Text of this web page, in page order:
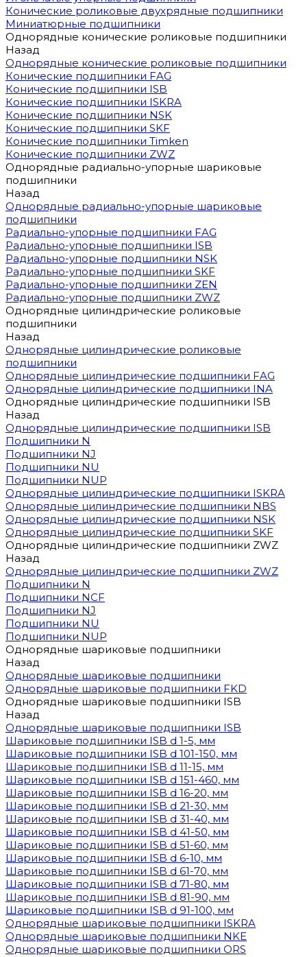
Конические роликовые двухрядные подшипники
Миниатюрные подшипники
Однорядные конические роликовые подшипники
Назад
Однорядные конические роликовые подшипники
Конические подшипники FAG
Конические подшипники ISB
Конические подшипники ISKRA
Конические подшипники NSK
Конические подшипники SKF
Конические подшипники Timken
Конические подшипники ZWZ
Однорядные радиально-упорные шариковые
подшипники
Назад
Однорядные радиально-упорные шариковые
подшипники
Радиально-упорные подшипники FAG
Радиально-упорные подшипники ISB
Радиально-упорные подшипники NSK
Радиально-упорные подшипники SKF
Радиально-упорные подшипники ZEN
Радиально-упорные подшипники ZWZ
Однорядные цилиндрические роликовые
подшипники
Назад
Однорядные цилиндрические роликовые
подшипники
Однорядные цилиндрические подшипники FAG
Однорядные цилиндрические подшипники INA
Однорядные цилиндрические подшипники ISB
Назад
Однорядные цилиндрические подшипники ISB
Подшипники N
Подшипники NJ
Подшипники NU
Подшипники NUP
Однорядные цилиндрические подшипники ISKRA
Однорядные цилиндрические подшипники NBS
Однорядные цилиндрические подшипники NSK
Однорядные цилиндрические подшипники SKF
Однорядные цилиндрические подшипники ZWZ
Назад
Однорядные цилиндрические подшипники ZWZ
Подшипники N
Подшипники NCF
Подшипники NJ
Подшипники NU
Подшипники NUP
Однорядные шариковые подшипники
Назад
Однорядные шариковые подшипники
Однорядные шариковые подшипники FKD
Однорядные шариковые подшипники ISB
Назад
Однорядные шариковые подшипники ISB
Шариковые подшипники ISB d 1-5, мм
Шариковые подшипники ISB d 101-150, мм
Шариковые подшипники ISB d 11-15, мм
Шариковые подшипники ISB d 151-460, мм
Шариковые подшипники ISB d 16-20, мм
Шариковые подшипники ISB d 21-30, мм
Шариковые подшипники ISB d 31-40, мм
Шариковые подшипники ISB d 41-50, мм
Шариковые подшипники ISB d 51-60, мм
Шариковые подшипники ISB d 6-10, мм
Шариковые подшипники ISB d 61-70, мм
Шариковые подшипники ISB d 71-80, мм
Шариковые подшипники ISB d 81-90, мм
Шариковые подшипники ISB d 91-100, мм
Однорядные шариковые подшипники ISKRA
Однорядные шариковые подшипники NKE
Однорядные шариковые подшипники ORS